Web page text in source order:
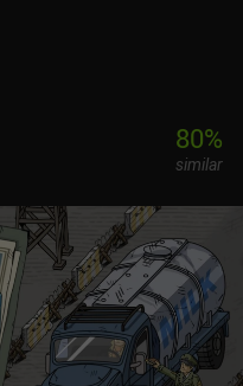
80%
similar